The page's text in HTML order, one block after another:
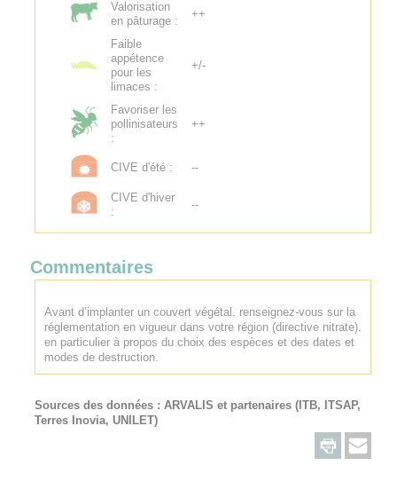
Valorisation
en pâturage :
++
Faible
appétence
pour les
limaces :
+/-
Favoriser les
pollinisateurs
:
++
CIVE d'été : --
CIVE d'hiver
:
--
Commentaires
Avant d’implanter un couvert végétal. renseignez-vous sur la
réglementation en vigueur dans votre région (directive nitrate).
en particulier à propos du choix des espèces et des dates et
modes de destruction.
Sources des données : ARVALIS et partenaires (ITB, ITSAP,
Terres Inovia, UNILET)